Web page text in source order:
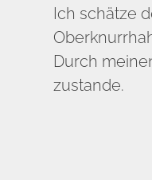
Ich schätze
Durch
zustande.